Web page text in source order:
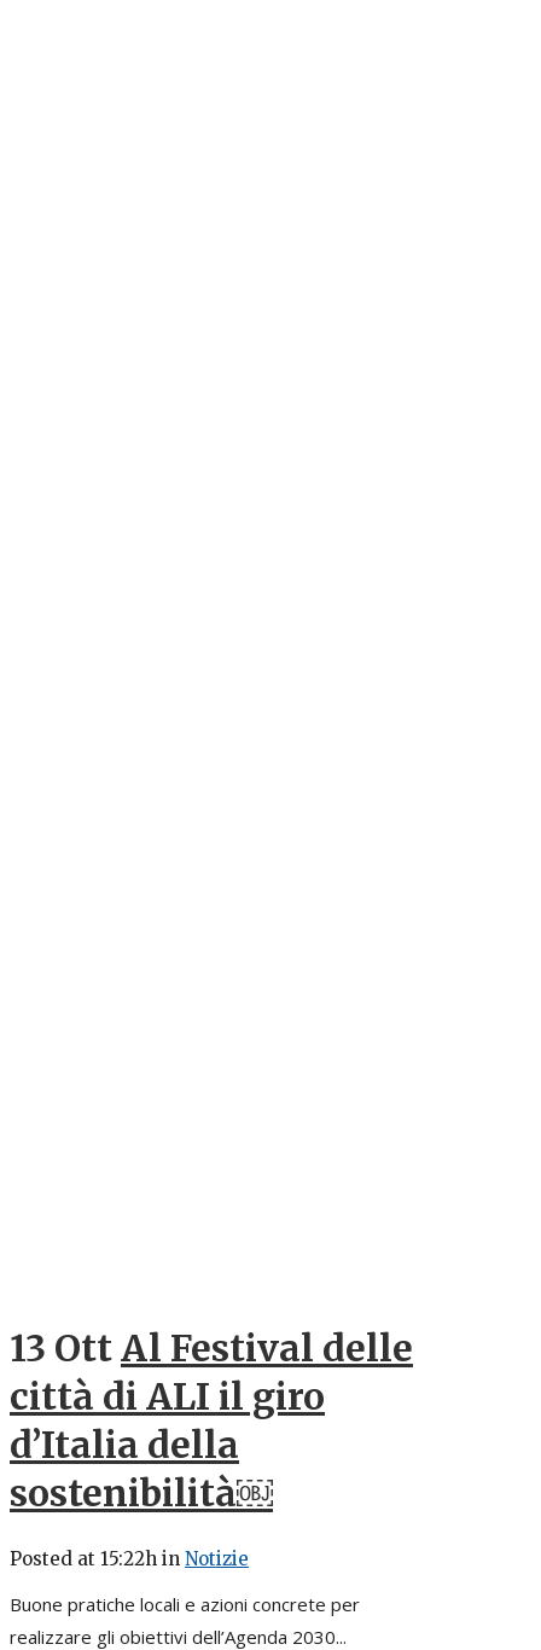
13 OttAl Festival delle
città di ALI il giro
d’Italia della
sostenibilità￼
Posted at 15:22h in Notizie
Buone pratiche locali e azioni concrete per
realizzare gli obiettivi dell’Agenda 2030...